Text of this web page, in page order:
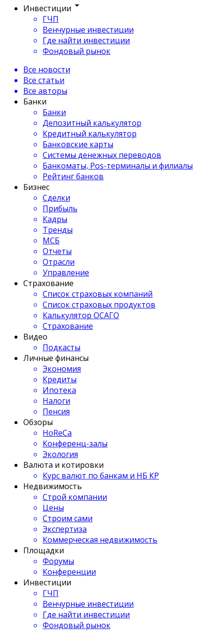
Инвестиции
ГЧП
Венчурные инвестиции
Где найти инвестиции
Фондовый рынок
Все новости
Все статьи
Все авторы
Банки
Банки
Депозитный калькулятор
Кредитный калькулятор
Банковские карты
Системы денежных переводов
Банкоматы, Pos-терминалы и филиалы
Рейтинг банков
Бизнес
Сделки
Прибыль
Кадры
Тренды
МСБ
Отчеты
Отрасли
Управление
Страхование
Список страховых компаний
Список страховых продуктов
Калькулятор ОСАГО
Страхование
Видео
Подкасты
Личные финансы
Экономия
Кредиты
Ипотека
Налоги
Пенсия
Обзоры
HoReCa
Конференц-залы
Экология
Валюта и котировки
Курс валют по банкам и НБ КР
Недвижимость
Строй компании
Цены
Строим сами
Экспертиза
Коммерческая недвижимость
Площадки
Форумы
Конференции
Инвестиции
ГЧП
Венчурные инвестиции
Где найти инвестиции
Фондовый рынок